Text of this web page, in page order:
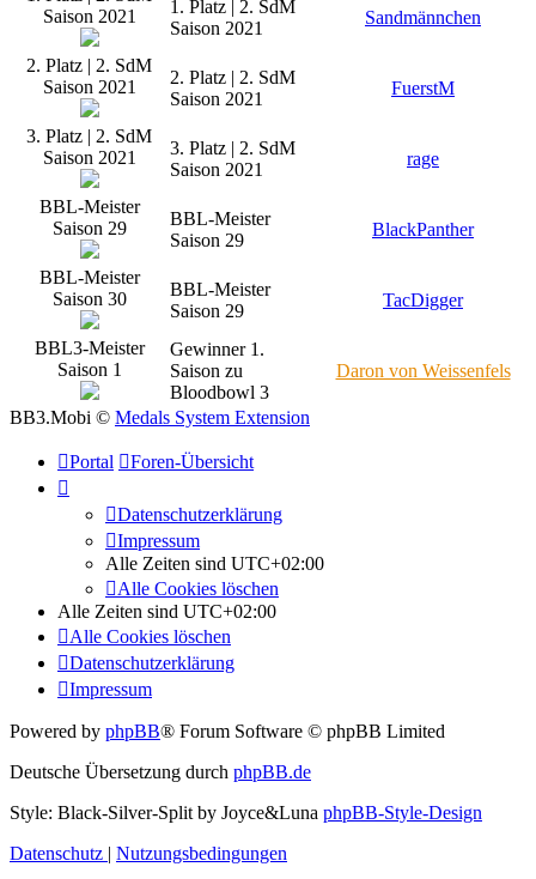
Saison 2021
1. Platz | 2. SdM
Saison 2021
Sandmännchen
2. Platz | 2. SdM
Saison 2021
2. Platz | 2. SdM
Saison 2021
FuerstM
3. Platz | 2. SdM
Saison 2021
3. Platz | 2. SdM
Saison 2021
rage
BBL-Meister
Saison 29
BBL-Meister
Saison 29
BlackPanther
BBL-Meister
Saison 30
BBL-Meister
Saison 29
TacDigger
BBL3-Meister
Saison 1
Gewinner 1.
Saison zu
Bloodbowl 3
Daron von Weissenfels
BB3.Mobi © Medals System Extension
Portal Foren-Übersicht
Datenschutzerklärung
Impressum
Alle Zeiten sind UTC+02:00
Alle Cookies löschen
Alle Zeiten sind UTC+02:00
Alle Cookies löschen
Datenschutzerklärung
Impressum
Powered by phpBB® Forum Software © phpBB Limited
Deutsche Übersetzung durch phpBB.de
Style: Black-Silver-Split by Joyce&Luna phpBB-Style-Design
Datenschutz | Nutzungsbedingungen